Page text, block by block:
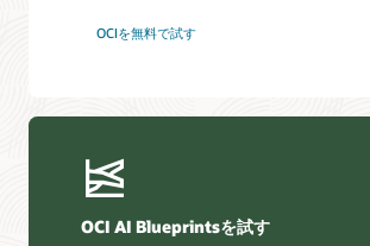
OCIを無料で試す
OCI AI Blueprintsを試す